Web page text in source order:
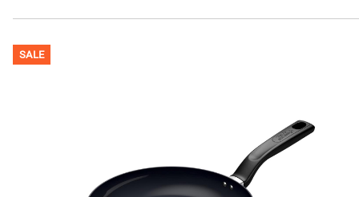
SALE